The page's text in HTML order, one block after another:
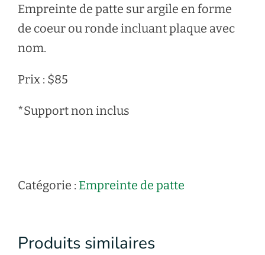
Empreinte de patte sur argile en forme
de coeur ou ronde incluant plaque avec
nom.
Prix : $85
*Support non inclus
Catégorie : Empreinte de patte
Produits similaires